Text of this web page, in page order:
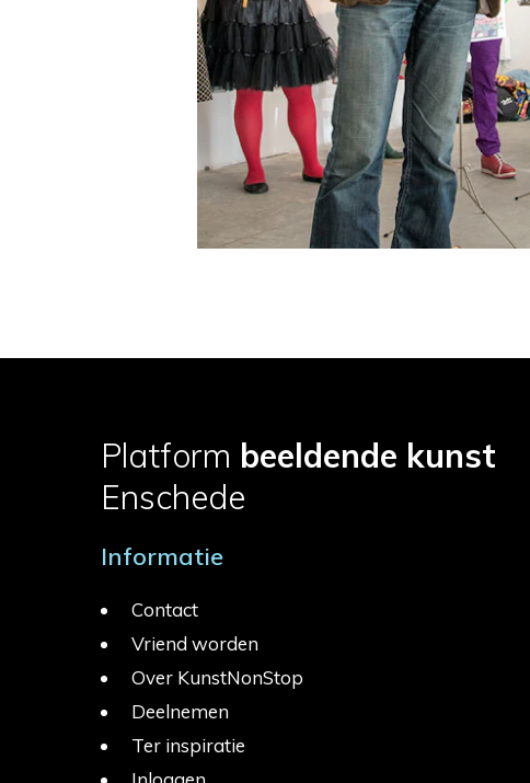
Platform beeldende kunst
Enschede
Informatie
Contact
Vriend worden
Over KunstNonStop
Deelnemen
Ter inspiratie